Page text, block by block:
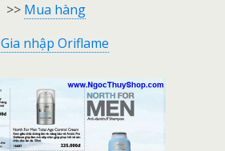
>> Mua hàng
Gia nhập Oriflame